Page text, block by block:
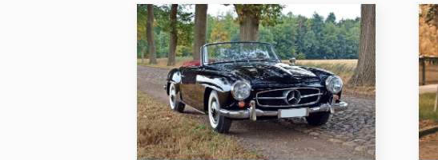
comment le faire correctement, et
surtout comment éviter toute trace ou
résidu pour garder une carrosserie
impeccable.